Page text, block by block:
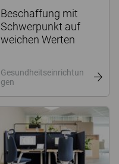
Beschaffung mit
Schwerpunkt auf
weichen Werten
Gesundheitseinrichtun
gen